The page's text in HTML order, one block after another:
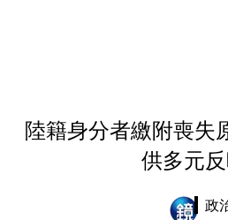
陸籍身分者繳附喪
供多元
政